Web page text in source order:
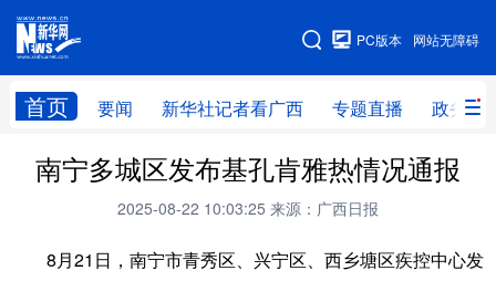
网站无障碍
PC版本
首页 要闻 新华社记者看广西 专题直播 政务信
网站地图
广西频道
新华社记者 专题直播
图片新闻 壮美广西
南宁多城区发布基孔肯雅热情况通报
2025-08-22 10:03:25 来源：广西日报
8月21日，南宁市青秀区、兴宁区、西乡塘区疾控中心发